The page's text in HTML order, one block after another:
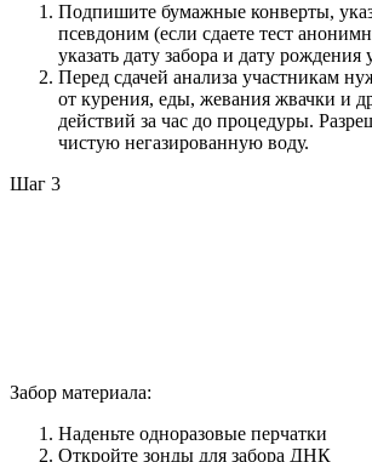
Подпишите бумажные конверты,
псевдоним (если сдаете тест
указать дату забора и дату рождения
Перед сдачей анализа участникам
от курения, еды, жевания жвачки и
действий за час до процедуры.
чистую негазированную воду.
Шаг 3
Забор материала:
Наденьте одноразовые перчатки
Откройте зонды для забора ДНК